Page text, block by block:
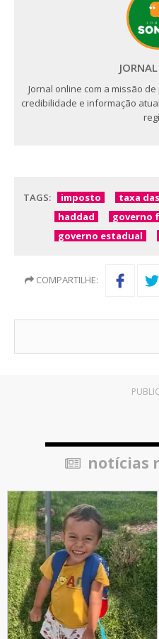
Jornal online com a missão
credibilidade e informação
TAGS: imposto taxa
haddad
governo
governo estadual
COMPARTILHE:
notícias